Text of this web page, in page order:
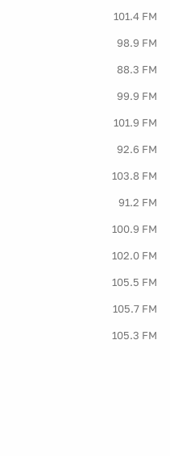
101.4 FM
98.9 FM
88.3 FM
99.9 FM
101.9 FM
92.6 FM
103.8 FM
91.2 FM
100.9 FM
102.0 FM
105.5 FM
105.7 FM
105.3 FM